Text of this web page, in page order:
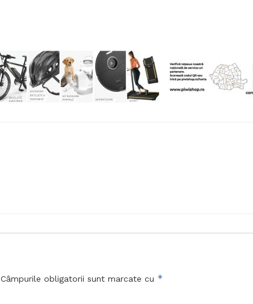
Câmpurile obligatorii sunt marcate cu *